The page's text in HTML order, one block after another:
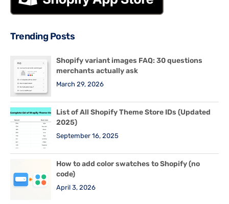
Trending Posts
Shopify variant images FAQ: 30 questions
merchants actually ask
March 29, 2026
List of All Shopify Theme Store IDs (Updated
2025)
September 16, 2025
How to add color swatches to Shopify (no
code)
April 3, 2026